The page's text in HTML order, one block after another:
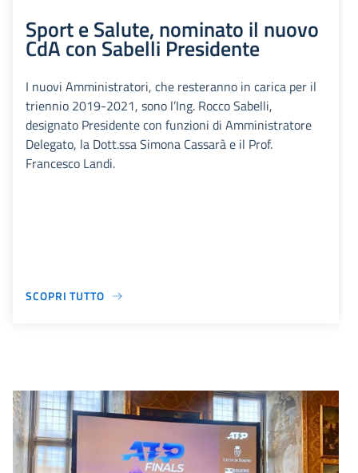
Sport e Salute, nominato il nuovo
CdA con Sabelli Presidente
I nuovi Amministratori, che resteranno in carica per il
triennio 2019-2021, sono l’Ing. Rocco Sabelli,
designato Presidente con funzioni di Amministratore
Delegato, la Dott.ssa Simona Cassarà e il Prof.
Francesco Landi.
SCOPRI TUTTO